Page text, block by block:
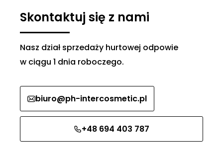
Skontaktuj się z nami
Nasz dział sprzedaży hurtowej odpowie
w ciągu 1 dnia roboczego.
biuro@ph-intercosmetic.pl
+48 694 403 787